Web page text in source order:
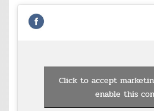
Click to accept
enable this